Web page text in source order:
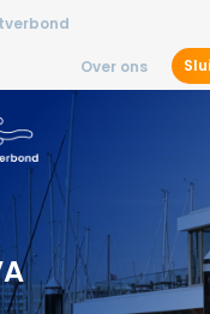
Over ons